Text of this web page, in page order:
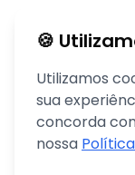
🍪
Utilizamos
sua
concorda
nossa